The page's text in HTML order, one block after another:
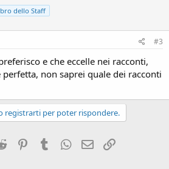
dello Staff
#3
e che eccelle nei racconti,
perfetta, non saprei quale dei racconti
registrarti per poter rispondere.
Reddit PinterestTumblrWhatsApp
e-mail